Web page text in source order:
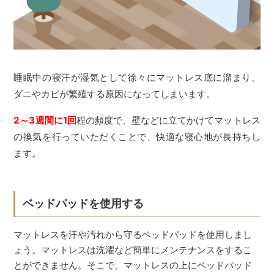
睡眠中の寝汗が湿気として徐々にマットレス底に溜まり、
ダニやカビが繁殖する原因になってしまいます。
2～3週間に1回程の頻度で、壁などに立てかけてマットレス
の換気を行っていただくことで、快適な寝心地が長持ちし
ます。
ベッドパッドを使用する
マットレスを汗や汚れから守るベッドパッドを使用しまし
ょう。マットレスは洗濯など簡単にメンテナンスをするこ
とができません。そこで、マットレスの上にベッドパッド